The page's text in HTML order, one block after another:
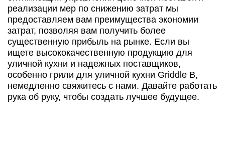
реализации мер по снижению затрат мы
предоставляем вам преимущества экономии
затрат, позволяя вам получить более
существенную прибыль на рынке. Если вы
ищете высококачественную продукцию для
уличной кухни и надежных поставщиков,
особенно грили для уличной кухни Griddle B,
немедленно свяжитесь с нами. Давайте работать
рука об руку, чтобы создать лучшее будущее.